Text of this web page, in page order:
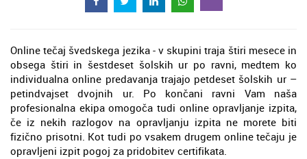
Online tečaj švedskega jezika - v skupini traja štiri mesece in
obsega štiri in šestdeset šolskih ur po ravni, medtem ko
individualna online predavanja trajajo petdeset šolskih ur –
petindvajset dvojnih ur. Po končani ravni Vam naša
profesionalna ekipa omogoča tudi online opravljanje izpita,
če iz nekih razlogov na opravljanju izpita ne morete biti
fizično prisotni. Kot tudi po vsakem drugem online tečaju je
opravljeni izpit pogoj za pridobitev certifikata.